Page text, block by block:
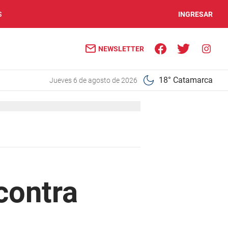
INGRESAR
NEWSLETTER
jueves 6 de agosto de 2026 18° Catamarca